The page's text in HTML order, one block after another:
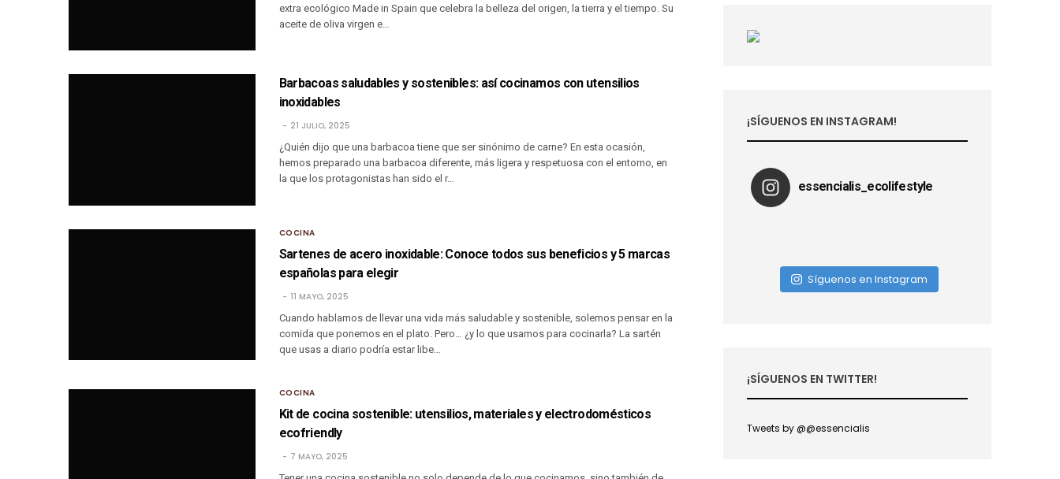
extra ecológico Made in Spain que celebra la belleza del origen, la tierra y el tiempo. Su
aceite de oliva virgen e…
Barbacoas saludables y sostenibles: así cocinamos con utensilios
inoxidables
21 JULIO, 2025
¿Quién dijo que una barbacoa tiene que ser sinónimo de carne? En esta ocasión,
hemos preparado una barbacoa diferente, más ligera y respetuosa con el entorno, en
la que los protagonistas han sido el r…
COCINA
Sartenes de acero inoxidable: Conoce todos sus beneficios y 5 marcas
españolas para elegir
11 MAYO, 2025
Cuando hablamos de llevar una vida más saludable y sostenible, solemos pensar en la
comida que ponemos en el plato. Pero… ¿y lo que usamos para cocinarla? La sartén
que usas a diario podría estar libe…
COCINA
Kit de cocina sostenible: utensilios, materiales y electrodomésticos
ecofriendly
7 MAYO, 2025
¡SÍGUENOS EN INSTAGRAM!
essencialis_ecolifestyle
Síguenos en Instagram
¡SÍGUENOS EN TWITTER!
Tweets by @@essencialis